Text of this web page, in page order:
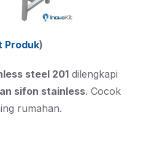
Produk)
steel 201 dilengkapi
sifon stainless. Cocok
rumahan.